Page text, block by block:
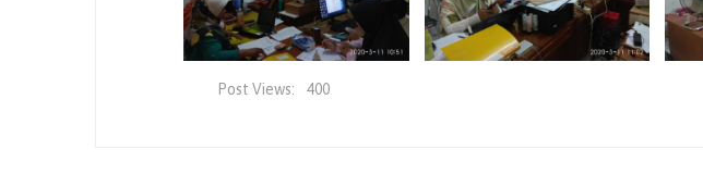
Post Views: 400